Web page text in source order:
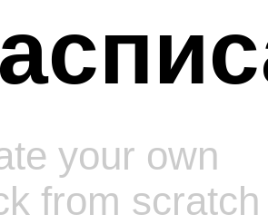
your own
from scratch